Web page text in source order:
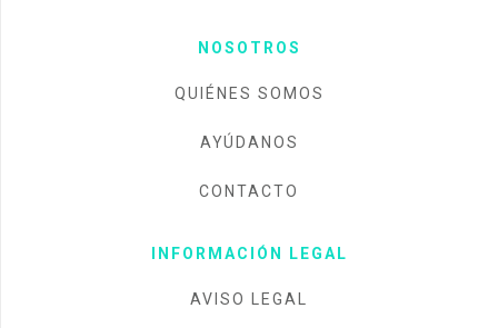
NOSOTROS
QUIÉNES SOMOS
AYÚDANOS
CONTACTO
INFORMACIÓN LEGAL
AVISO LEGAL